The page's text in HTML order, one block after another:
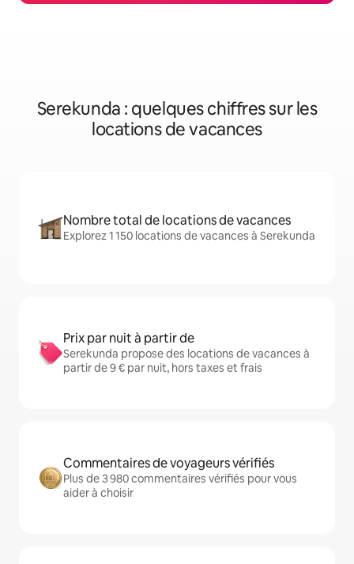
Serekunda : quelques chiffres sur les
locations de vacances
Nombre total de locations de vacances
Explorez 1 150 locations de vacances à Serekunda
Prix par nuit à partir de
Serekunda propose des locations de vacances à
partir de 9 € par nuit, hors taxes et frais
Commentaires de voyageurs vérifiés
Plus de 3 980 commentaires vérifiés pour vous
aider à choisir